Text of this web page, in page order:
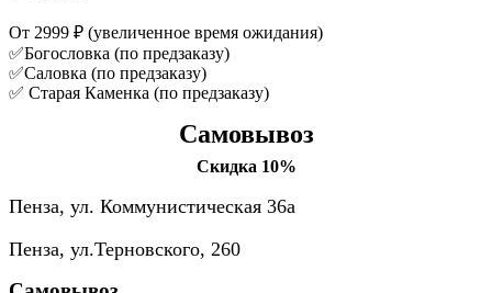
От 2999 ₽ (увеличенное время ожидания)
✅Богословка (по предзаказу)
✅Саловка (по предзаказу)
✅ Старая Каменка (по предзаказу)
Самовывоз
Скидка 10%
Пенза, ул. Коммунистическая 36а
Пенза, ул.Терновского, 260